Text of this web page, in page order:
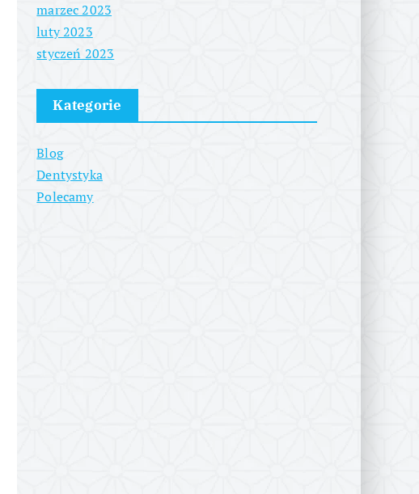
marzec 2023
luty 2023
styczeń 2023
Kategorie
Blog
Dentystyka
Polecamy